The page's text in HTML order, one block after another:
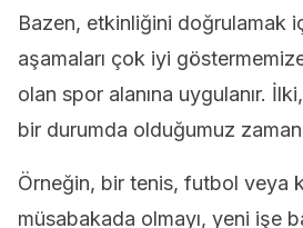
Bazen, etkinliğini doğrulamak
aşamaları çok iyi
olan spor alanına uygulanır.
bir durumda olduğumuz
Örneğin, bir tenis, futbol veya
müsabakada olmayı, yeni işe